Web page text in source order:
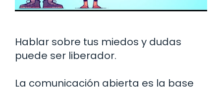
Hablar sobre tus miedos y dudas
puede ser liberador.
La comunicación abierta es la base